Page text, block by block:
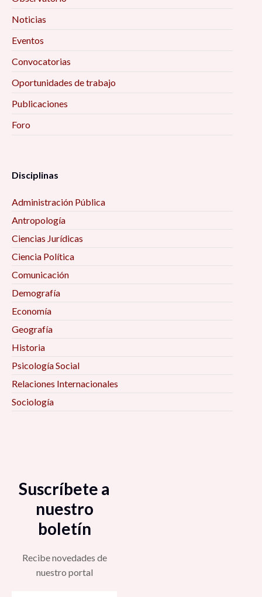
Noticias
Eventos
Convocatorias
Oportunidades de trabajo
Publicaciones
Foro
Disciplinas
Administración Pública
Antropología
Ciencias Jurídicas
Ciencia Política
Comunicación
Demografía
Economía
Geografía
Historia
Psicología Social
Relaciones Internacionales
Sociología
Suscríbete a
nuestro
boletín
Recibe novedades de
nuestro portal